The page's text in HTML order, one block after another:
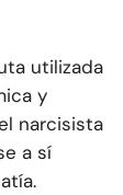
utilizada
y
narcisista
a sí